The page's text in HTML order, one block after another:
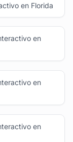
en Florida
en
en
en